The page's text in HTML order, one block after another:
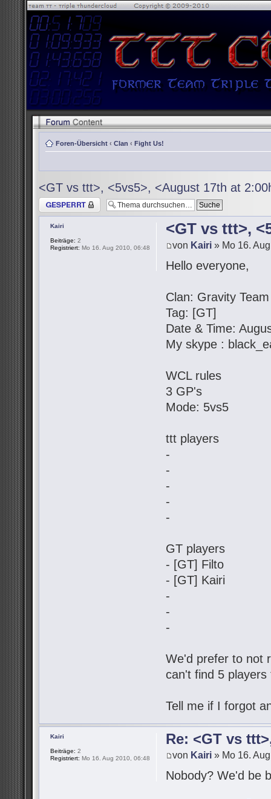
Foren-Übersicht ‹ Clan ‹ Fight Us!
<GT vs ttt>, <5vs5>, <August 17th at
Thema gesperrt
<GT vs ttt>,
von Kairi » Mo 16.
Hello everyone,
Clan: Gravity Team
Tag: [GT]
Date & Time:
My skype :
WCL rules
3 GP's
Mode: 5vs5
ttt players
-
-
-
-
-
GT players
- [GT] Filto
- [GT] Kairi
-
-
-
We'd prefer to not
can't find 5
Tell me if I forgot
Kairi
Beiträge: 2
Registriert: Mo 16. Aug 2010, 06:48
Re: <GT vs
von Kairi » Mo 16.
Nobody? We'd be
Kairi
Beiträge: 2
Registriert: Mo 16. Aug 2010, 06:48